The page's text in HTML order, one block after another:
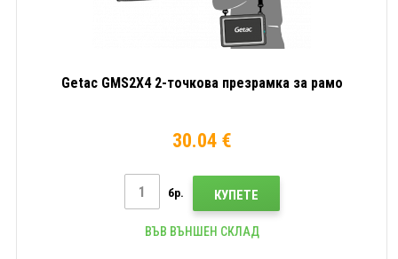
Getac GMS2X4 2-точкова презрамка за рамо
30.04 €
бр. КУПЕТЕ
ВЪВ ВЪНШЕН СКЛАД